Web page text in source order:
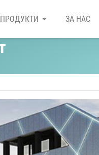
ПРОДУКТИ ЗА НАС
за